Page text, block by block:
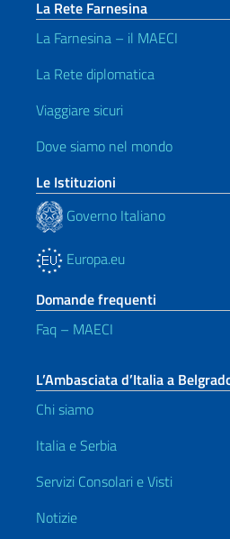
La Rete Farnesina
La Farnesina – il MAECI
La Rete diplomatica
Viaggiare sicuri
Dove siamo nel mondo
Le Istituzioni
Governo Italiano
Europa.eu
Domande frequenti
Faq – MAECI
L’Ambasciata d’Italia a
Chi siamo
Italia e Serbia
Servizi Consolari e Visti
Notizie